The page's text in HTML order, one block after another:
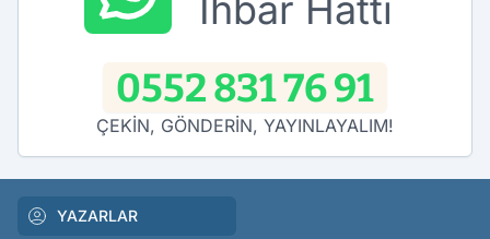
İhbar Hattı
0552 831 76 91
ÇEKİN, GÖNDERİN, YAYINLAYALIM!
YAZARLAR